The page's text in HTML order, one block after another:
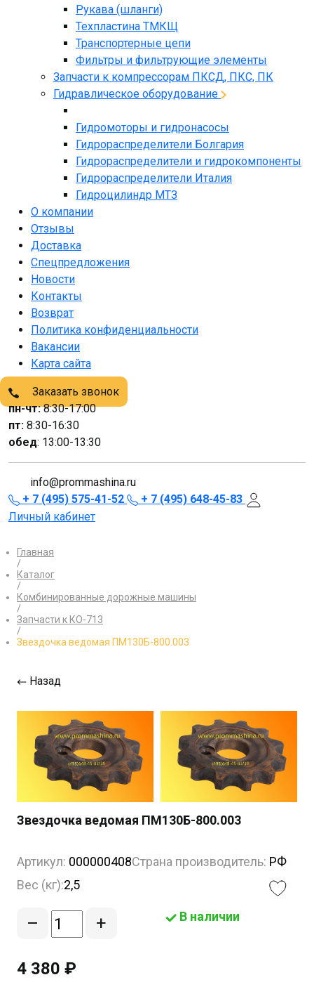
Рукава (шланги)
Техпластина ТМКЩ
Транспортерные цепи
Фильтры и фильтрующие элементы
Запчасти к компрессорам ПКСД, ПКС, ПК
Гидравлическое оборудование
Гидромоторы и гидронасосы
Гидрораспределители Болгария
Гидрораспределители и гидрокомпоненты
Гидрораспределители Италия
Гидроцилиндр МТЗ
О компании
Отзывы
Доставка
Спецпредложения
Новости
Контакты
Возврат
Политика конфиденциальности
Вакансии
Карта сайта
Заказать звонок
пн-чт:8:30-17:00
пт: 8:30-16:30
обед: 13:00-13:30
info@prommashina.ru
+ 7 (495) 575-41-52
+ 7 (495) 648-45-83
Личный кабинет
Главная
/
Каталог
/
Комбинированные дорожные машины
/
Запчасти к КО-713
/
Звездочка ведомая ПМ130Б-800.003
Назад
Звездочка ведомая ПМ130Б-800.003
Артикул: 000000408Страна производитель: РФ
Вес (кг):2,5
– + В наличии
4 380 ₽